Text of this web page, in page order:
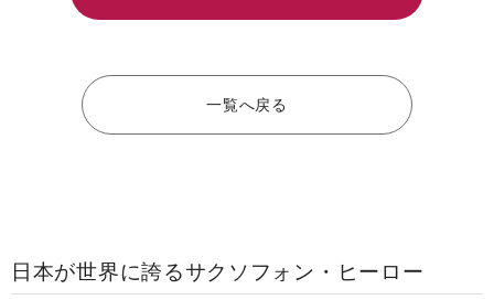
一覧へ戻る
日本が世界に誇るサクソフォン・ヒーロー